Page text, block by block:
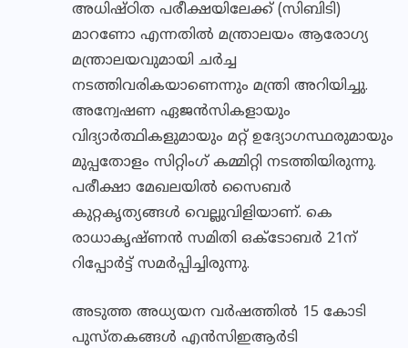
അധിഷ്ഠിത പരീക്ഷയിലേക്ക് (സിബിടി)
മാറണോ എന്നതിൽ മന്ത്രാലയം ആരോഗ്യ
മന്ത്രാലയവുമായി ചർച്ച
നടത്തിവരികയാണെന്നും മന്ത്രി അറിയിച്ചു.
അന്വേഷണ ഏജൻസികളായും
വിദ്യാർത്ഥികളുമായും മറ്റ് ഉദ്യോഗസ്ഥരുമായും
മുപ്പതോളം സിറ്റിംഗ് കമ്മിറ്റി നടത്തിയിരുന്നു.
പരീക്ഷാ മേഖലയിൽ സൈബർ
കുറ്റകൃത്യങ്ങൾ വെല്ലുവിളിയാണ്. കെ
രാധാകൃഷ്ണൻ സമിതി ഒക്ടോബർ 21ന്
റിപ്പോർട്ട് സമർപ്പിച്ചിരുന്നു.
അടുത്ത അധ്യയന വർഷത്തിൽ 15 കോടി
പുസ്തകങ്ങൾ എൻസിഇആർടി